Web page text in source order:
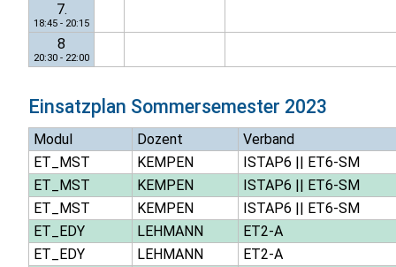
7.
18:45 - 20:15
8
20:30 - 22:00
Einsatzplan Sommersemester 2023
Modul Dozent
Verband
ET_MST
KEMPEN ISTAP6 || ET6-SM
ET_MST
KEMPEN ISTAP6 || ET6-SM
ET_MST
KEMPEN ISTAP6 || ET6-SM
ET_EDY
LEHMANN
ET2-A
ET_EDY
LEHMANN
ET2-A